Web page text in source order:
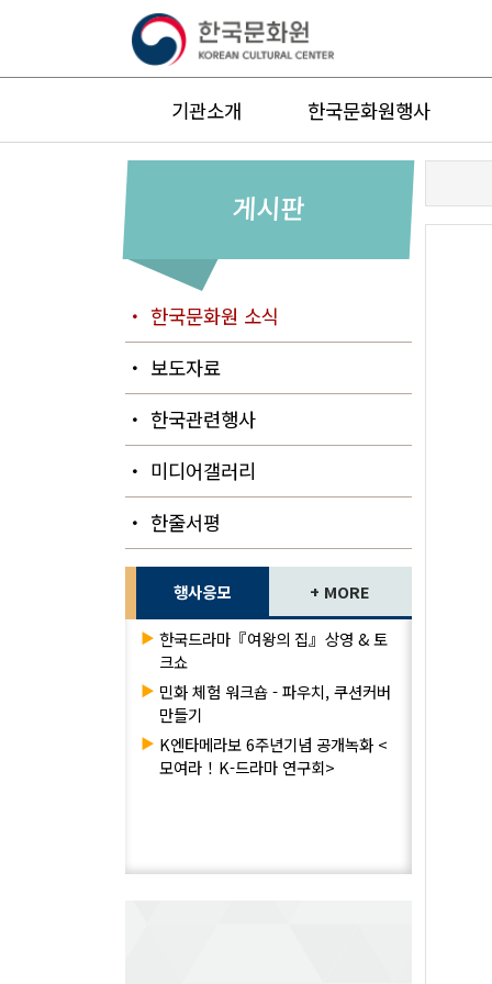
기관소개 한국문화원행사
게시판
・ 한국문화원 소식
・ 보도자료
・ 한국관련행사
・ 미디어갤러리
・ 한줄서평
행사응모 + MORE
▶ 한국드라마『여왕의 집』상영 & 토
크쇼
▶ 민화 체험 워크숍 - 파우치, 쿠션커버
만들기
▶ K엔타메라보 6주년기념 공개녹화 <
모여라！K-드라마 연구회>